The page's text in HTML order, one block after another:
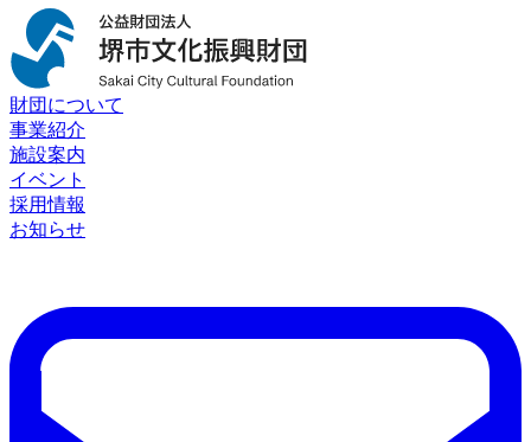
財団について
事業紹介
施設案内
イベント
採用情報
お知らせ